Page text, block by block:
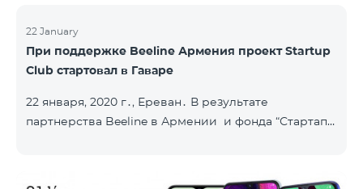
22 January
При поддержке Beeline Армения проект Startup
Club стартовал в Гаваре
22 января, 2020 г․, Ереван․ В результате
партнерства Beeline в Армении и фонда “Стартап
образовательная инициатива, цель которой –